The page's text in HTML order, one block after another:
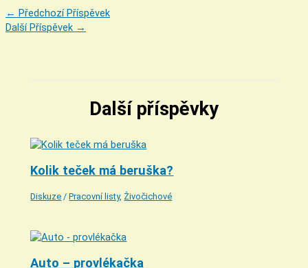
← Předchozí Příspěvek
Další Příspěvek →
Další příspěvky
Kolik teček má beruška?
Diskuze /Pracovní listy, Živočichové
Auto – provlékačka